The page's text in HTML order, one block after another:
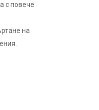
с повече
на